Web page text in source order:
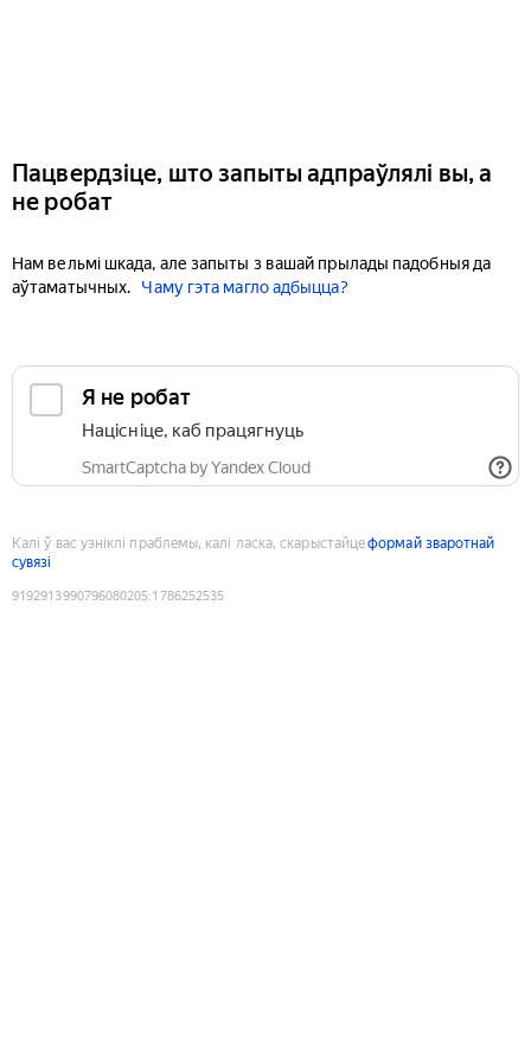
Пацвердзіце, што запыты адпраўлялі вы, а
не робат
Нам вельмі шкада, але запыты з вашай прылады падобныя да
аўтаматычных.
Чаму гэта магло адбыцца?
Я не робат
Націсніце, каб працягнуць
SmartCaptcha by Yandex Cloud
Калі ў вас узніклі праблемы, калі ласка, скарыстайцеформай зваротнай
сувязі
9192913990796080205:1786252535